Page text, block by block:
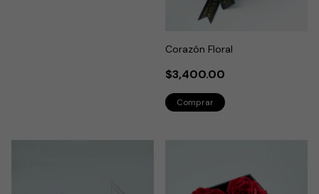
Corazón Floral
$3,400.00